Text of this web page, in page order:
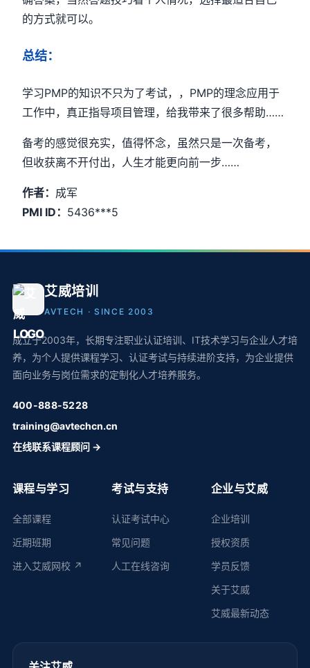
的方式就可以。
总结：
学习PMP的知识不只为了考试，，PMP的理念应用于
工作中，真正指导项目管理，给我带来了很多帮助……
备考的感觉很充实，值得怀念，虽然只是一次备考，
但收获离不开付出，人生才能更向前一步……
作者： 成军
PMI ID： 5436***5
艾威培训
AVTECH · SINCE 2003
成立于2003年，长期专注职业认证培训、IT技术学习与企业人才培
养，为个人提供课程学习、认证考试与持续进阶支持，为企业提供
面向业务与岗位需求的定制化人才培养服务。
400-888-5228
training@avtechcn.cn
在线联系课程顾问 →
课程与学习
全部课程
近期班期
进入艾威网校 ↗
考试与支持
认证考试中心
常见问题
人工在线咨询
企业与艾威
企业培训
授权资质
学员反馈
关于艾威
艾威最新动态